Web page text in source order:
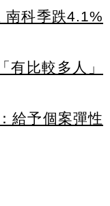
南科季跌4.1%
有比較多人」
給予個案彈性